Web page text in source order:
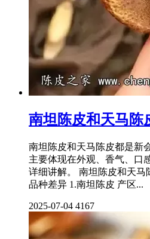
南坦陈皮和天马陈
南坦陈皮和天马陈皮都是新
主要体现在外观、香气、口
详细讲解。 南坦陈皮和天
品种差异 1.南坦陈皮 产区...
2025-07-04 4167